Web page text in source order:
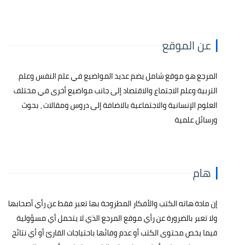
عن الموقع
المرجع هو موقع شامل يضم عديد المواضيع في علم النفس وعلم
التربية وعلم الاجتماع والاقتصاد إلى جانب مواضيع أخرى في مختلف
العلوم الإنسانية والاجتماعية بالاضافة إلى دروس ومقالات ، بحوث
ورسائل علمية
هام
إن مادة هاته الكتب والأفكار المطروحة بها تعبر فقط عن رأي أصحابها
ولا تعبر بالضرورة عن رأي موقع المرجع الذي لا يتحمل أي مسؤولية
فيما يخص محتوى الكتب أو عدم وفائها باحتياجات القارئ أو أي نتائج